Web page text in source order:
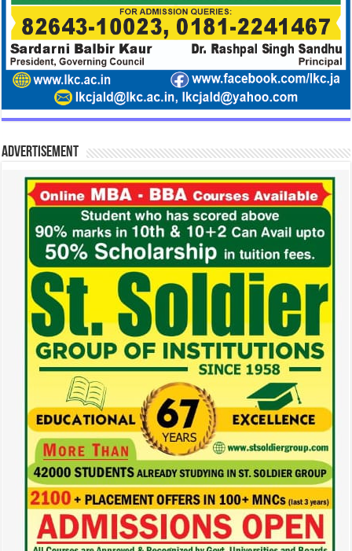
Advertisement